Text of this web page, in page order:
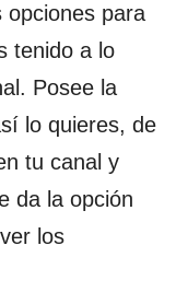
opciones para
tenido a lo
Posee la
lo quieres, de
tu canal y
da la opción
los